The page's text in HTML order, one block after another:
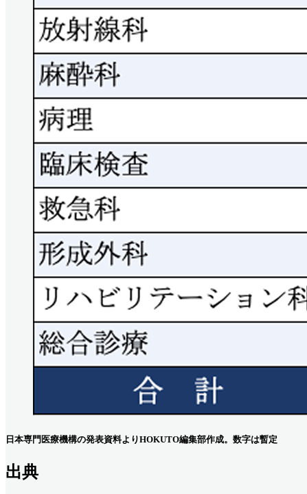
日本専門医療機構の発表資料よりHOKUTO編集部作成。数字は暫定
出典